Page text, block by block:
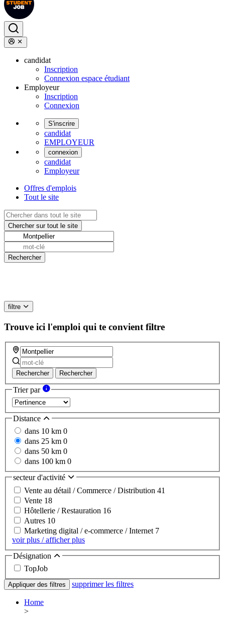
candidat
Inscription
Connexion espace étudiant
Employeur
Inscription
Connexion
S'inscrire
candidat
EMPLOYEUR
connexion
candidat
Employeur
Offres d'emplois
Tout le site
filtre
Trouve ici l'emploi qui te convient filtre
Rechercher Rechercher
Trier par
Distance
dans 10 km 0
dans 25 km 0
dans 50 km 0
dans 100 km 0
secteur d'activité
Vente au détail / Commerce / Distribution 41
Vente 18
Hôtellerie / Restauration 16
Autres 10
Marketing digital / e-commerce / Internet 7
voir plus / afficher plus
Désignation
TopJob
Appliquer des filtres supprimer les filtres
Home
>